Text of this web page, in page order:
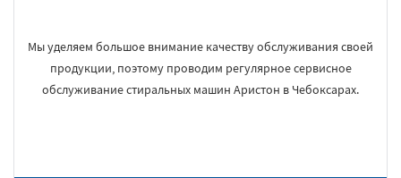
Мы уделяем большое внимание качеству обслуживания своей
продукции, поэтому проводим регулярное сервисное
обслуживание стиральных машин Аристон в Чебоксарах.